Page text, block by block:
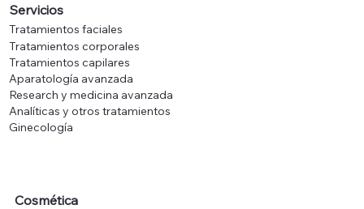
Servicios
Tratamientos faciales
Tratamientos corporales
Tratamientos capilares
Aparatología avanzada
Research y medicina avanzada
Analíticas y otros tratamientos
Ginecología
Cosmética